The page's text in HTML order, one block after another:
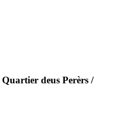
Quartier deus Perèrs /